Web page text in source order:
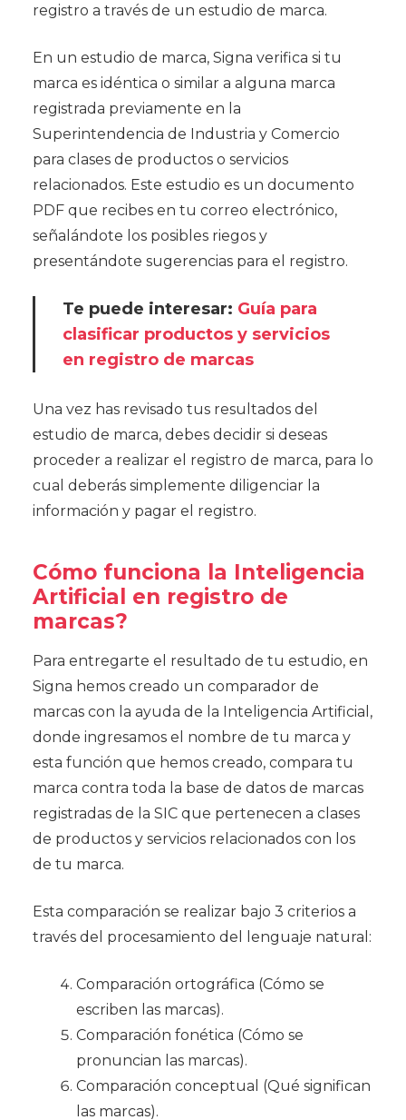
registro a través de un estudio de marca.
En un estudio de marca, Signa verifica si tu
marca es idéntica o similar a alguna marca
registrada previamente en la
Superintendencia de Industria y Comercio
para clases de productos o servicios
relacionados. Este estudio es un documento
PDF que recibes en tu correo electrónico,
señalándote los posibles riegos y
presentándote sugerencias para el registro.
Te puede interesar: Guía para
clasificar productos y servicios
en registro de marcas
Una vez has revisado tus resultados del
estudio de marca, debes decidir si deseas
proceder a realizar el registro de marca, para lo
cual deberás simplemente diligenciar la
información y pagar el registro.
Cómo funciona la Inteligencia
Artificial en registro de
marcas?
Para entregarte el resultado de tu estudio, en
Signa hemos creado un comparador de
marcas con la ayuda de la Inteligencia Artificial,
donde ingresamos el nombre de tu marca y
esta función que hemos creado, compara tu
marca contra toda la base de datos de marcas
registradas de la SIC que pertenecen a clases
de productos y servicios relacionados con los
de tu marca.
Esta comparación se realizar bajo 3 criterios a
través del procesamiento del lenguaje natural:
Comparación ortográfica (Cómo se
escriben las marcas).
Comparación fonética (Cómo se
pronuncian las marcas).
Comparación conceptual (Qué significan
las marcas).